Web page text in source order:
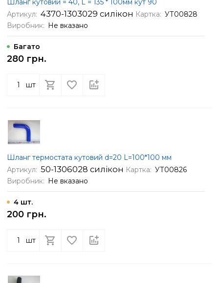
Шланг кутовий = 40, L = 135 * 100мм кут 90
Артикул: 4370-1303029 силікон Картка: УТ00828
Виробник:
Не вказано
Багато
280 грн.
шт
Шланг термостата кутовий d=20 L=100*100 мм
Артикул: 50-1306028 силікон Картка: УТ00826
Виробник:
Не вказано
4 шт.
200 грн.
шт